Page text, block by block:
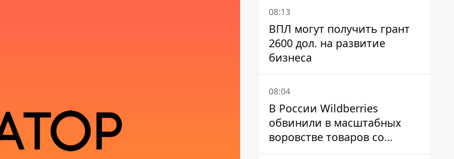
08:13
ВПЛ могут получить грант
2600 дол. на развитие
бизнеса
08:04
В России Wildberries
обвинили в масштабных
воровстве товаров со
складов